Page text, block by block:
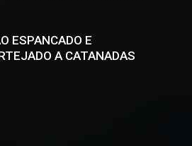
ESPANCADO E
A CATANADAS